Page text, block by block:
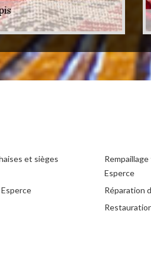
et sièges
Esperce
Réparation